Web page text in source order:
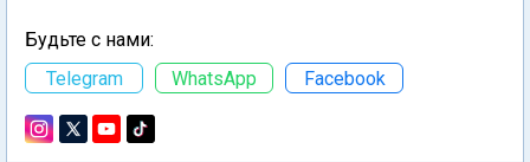
Будьте с нами:
Telegram
WhatsApp Facebook